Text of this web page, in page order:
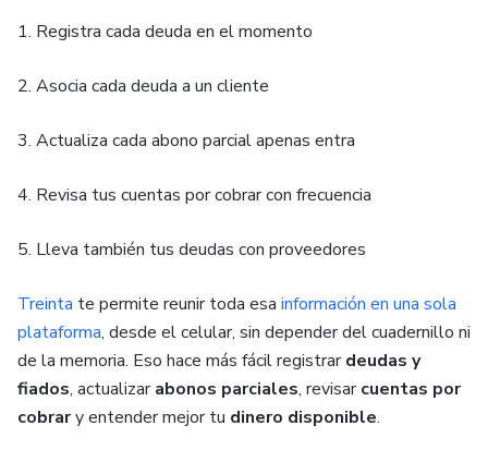
1. Registra cada deuda en el momento
2. Asocia cada deuda a un cliente
3. Actualiza cada abono parcial apenas entra
4. Revisa tus cuentas por cobrar con frecuencia
5. Lleva también tus deudas con proveedores
Treinta te permite reunir toda esa información en una sola
plataforma, desde el celular, sin depender del cuadernillo ni
de la memoria. Eso hace más fácil registrardeudas y
fiados, actualizarabonos parciales, revisarcuentas por
cobrary entender mejor tu dinero disponible.